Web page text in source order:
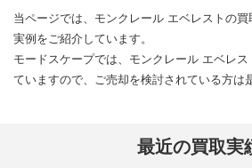
当ページでは、モンクレール エベレストの
実例をご紹介しています。
モードスケープでは、モンクレール エベレ
ていますので、ご売却を検討されている方は
最近の買取実